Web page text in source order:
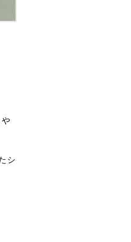
シ